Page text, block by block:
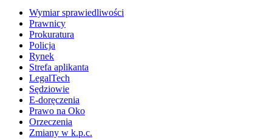
Wymiar sprawiedliwości
Prawnicy
Prokuratura
Policja
Rynek
Strefa aplikanta
LegalTech
Sędziowie
E-doręczenia
Prawo na Oko
Orzeczenia
Zmiany w k.p.c.